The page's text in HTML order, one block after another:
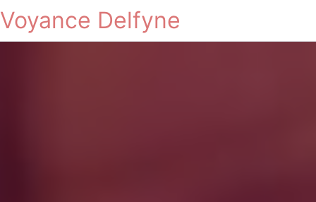
Voyance Delfyne